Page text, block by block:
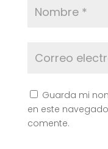
Guarda mi
en este
comente.